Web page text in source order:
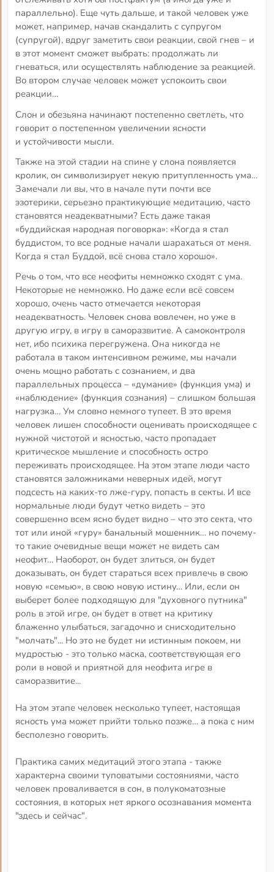
параллельно). Еще чуть дальше, и такой человек уже
может, например, начав скандалить с супругом
(супругой), вдруг заметить свои реакции, свой гнев – и
в этот момент сможет выбрать: продолжать ли
гневаться, или осуществлять наблюдение за реакцией.
Во втором случае человек может успокоить свои
реакции…
Слон и обезьяна начинают постепенно светлеть, что
говорит о постепенном увеличении ясности
и устойчивости мысли.
Также на этой стадии на спине у слона появляется
кролик, он символизирует некую притупленность ума…
Замечали ли вы, что в начале пути почти все
эзотерики, серьезно практикующие медитацию, часто
становятся неадекватными? Есть даже такая
«буддийская народная поговорка»: «Когда я стал
буддистом, то все родные начали шарахаться от меня.
Когда я стал Буддой, всё снова стало хорошо».
Речь о том, что все неофиты немножко сходят с ума.
Некоторые не немножко. Но даже если всё совсем
хорошо, очень часто отмечается некоторая
неадекватность. Человек снова вовлечен, но уже в
другую игру, в игру в саморазвитие. А самоконтроля
нет, ибо психика перегружена. Она никогда не
работала в таком интенсивном режиме, мы начали
очень мощно работать с сознанием, и два
параллельных процесса – «думание» (функция ума) и
«наблюдение» (функция сознания) – слишком большая
нагрузка… Ум словно немного тупеет. В это время
человек лишен способности оценивать происходящее с
нужной чистотой и ясностью, часто пропадает
критическое мышление и способность остро
переживать происходящее. На этом этапе люди часто
становятся заложниками неверных идей, могут
подсесть на каких-то лже-гуру, попасть в секты. И все
нормальные люди будут четко видеть – это
совершенно всем ясно будет видно – что это секта, что
тот или иной «гуру» банальный мошенник… но почему-
то такие очевидные вещи может не видеть сам
неофит… Наоборот, он будет злиться, он будет
доказывать, он будет стараться всех привлечь в свою
новую «семью», в свою новую истину… Или, если он
выберет более подходящую для "духовного путника"
роль в этой игре, он будет в ответ на критику
блаженно улыбаться, загадочно и снисходительно
"молчать"... Но это не будет ни истинным покоем, ни
мудростью - это только маска, соответствующая его
роли в новой и приятной для неофита игре в
саморазвитие...
На этом этапе человек несколько тупеет, настоящая
ясность ума может прийти только позже… а пока с ним
бесполезно говорить.
Практика самих медитаций этого этапа - также
характерна своими туповатыми состояниями, часто
человек проваливается в сон, в полукоматозные
состояния, в которых нет яркого осознавания момента
"здесь и сейчас".